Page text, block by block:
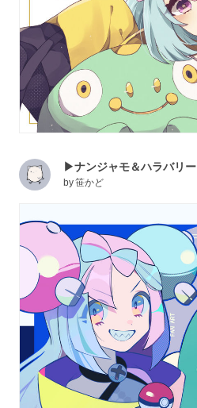
▶ナンジャモ＆ハラバリー
by笹かど